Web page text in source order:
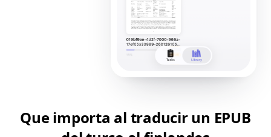
Que importa al traducir un EPUB